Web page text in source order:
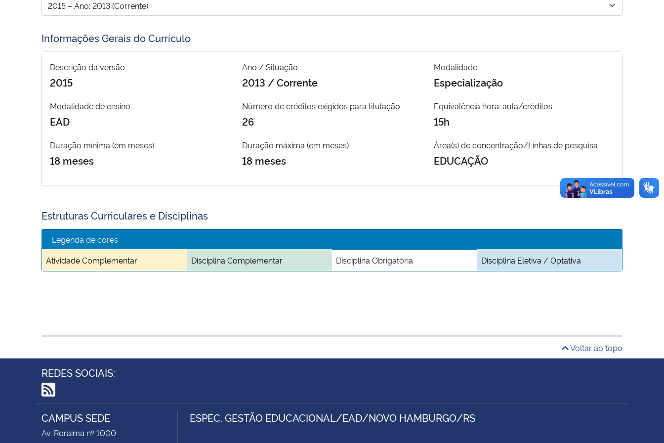
Informações Gerais do Currículo
Descrição da versão
2015
Ano / Situação
2013 / Corrente
Modalidade
Especialização
Modalidade de ensino
EAD
Número de créditos exigidos para titulação
26
Equivalência hora-aula/créditos
15h
Duração mínima (em meses)
18 meses
Duração máxima (em meses)
18 meses
Área(s) de concentração/Linhas de pesquisa
EDUCAÇÃO
Estruturas Curriculares e Disciplinas
Legenda de cores
Atividade Complementar
Disciplina Complementar Disciplina Obrigatória Disciplina Eletiva / Optativa
Voltar ao topo
REDES SOCIAIS:
RSS
CAMPUS SEDE
Av. Roraima nº 1000
ESPEC. GESTÃO EDUCACIONAL/EAD/NOVO HAMBURGO/RS